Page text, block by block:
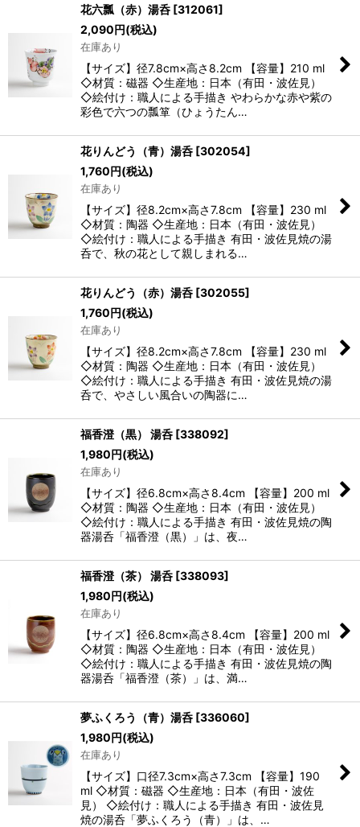
花六瓢（赤）湯呑 [312061]
2,090円(税込)
在庫あり
【サイズ】径7.8cm×高さ8.2cm 【容量】210 ml
◇材質：磁器 ◇生産地：日本（有田・波佐見）
◇絵付け：職人による手描き やわらかな赤や紫の
彩色で六つの瓢箪（ひょうたん…
花りんどう（青）湯呑 [302054]
1,760円(税込)
在庫あり
【サイズ】径8.2cm×高さ7.8cm 【容量】230 ml
◇材質：陶器 ◇生産地：日本（有田・波佐見）
◇絵付け：職人による手描き 有田・波佐見焼の湯
呑で、秋の花として親しまれる…
花りんどう（赤）湯呑 [302055]
1,760円(税込)
在庫あり
【サイズ】径8.2cm×高さ7.8cm 【容量】230 ml
◇材質：陶器 ◇生産地：日本（有田・波佐見）
◇絵付け：職人による手描き 有田・波佐見焼の湯
呑で、やさしい風合いの陶器に…
福香澄（黒） 湯呑 [338092]
1,980円(税込)
在庫あり
【サイズ】径6.8cm×高さ8.4cm 【容量】200 ml
◇材質：陶器 ◇生産地：日本（有田・波佐見）
◇絵付け：職人による手描き 有田・波佐見焼の陶
器湯呑「福香澄（黒）」は、夜…
福香澄（茶） 湯呑 [338093]
1,980円(税込)
在庫あり
【サイズ】径6.8cm×高さ8.4cm 【容量】200 ml
◇材質：陶器 ◇生産地：日本（有田・波佐見）
◇絵付け：職人による手描き 有田・波佐見焼の陶
器湯呑「福香澄（茶）」は、満…
夢ふくろう（青）湯呑 [336060]
1,980円(税込)
在庫あり
【サイズ】口径7.3cm×高さ7.3cm 【容量】190
ml ◇材質：磁器 ◇生産地：日本（有田・波佐
見） ◇絵付け：職人による手描き 有田・波佐見
焼の湯呑「夢ふくろう（青）」は、…